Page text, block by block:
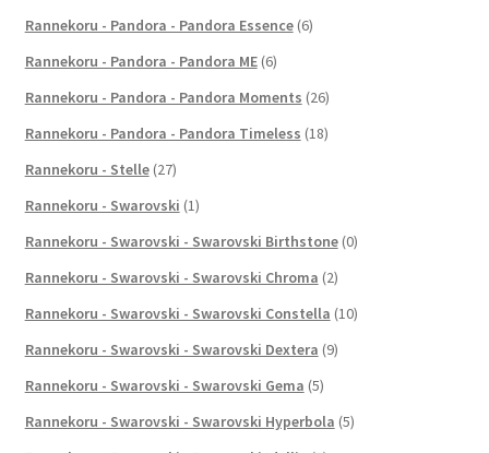
Rannekoru - Pandora - Pandora Essence (6)
Rannekoru - Pandora - Pandora ME (6)
Rannekoru - Pandora - Pandora Moments (26)
Rannekoru - Pandora - Pandora Timeless (18)
Rannekoru - Stelle (27)
Rannekoru - Swarovski (1)
Rannekoru - Swarovski - Swarovski Birthstone (0)
Rannekoru - Swarovski - Swarovski Chroma (2)
Rannekoru - Swarovski - Swarovski Constella (10)
Rannekoru - Swarovski - Swarovski Dextera (9)
Rannekoru - Swarovski - Swarovski Gema (5)
Rannekoru - Swarovski - Swarovski Hyperbola (5)